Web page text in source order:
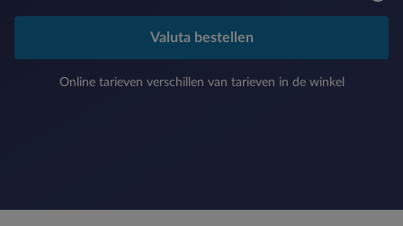
Valuta bestellen
Online tarieven verschillen van tarieven in de winkel